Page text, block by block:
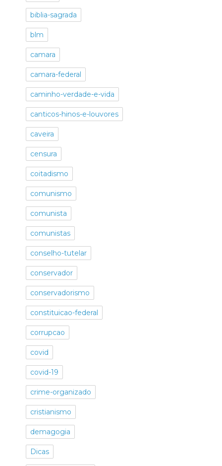
biblia-sagrada
blm
camara
camara-federal
caminho-verdade-e-vida
canticos-hinos-e-louvores
caveira
censura
coitadismo
comunismo
comunista
comunistas
conselho-tutelar
conservador
conservadorismo
constituicao-federal
corrupcao
covid
covid-19
crime-organizado
cristianismo
demagogia
Dicas